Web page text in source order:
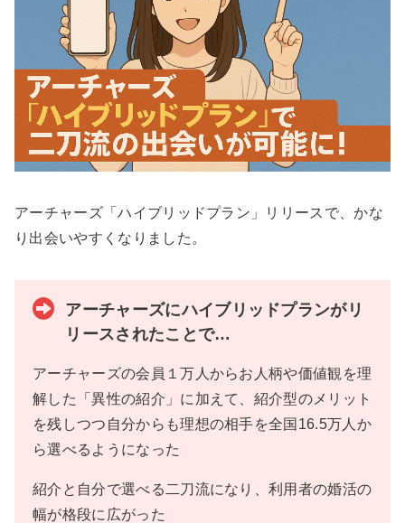
アーチャーズ「ハイブリッドプラン」リリースで、かな
り出会いやすくなりました。
アーチャーズにハイブリッドプランがリ
リースされたことで…
アーチャーズの会員１万人からお人柄や価値観を理
解した「異性の紹介」に加えて、紹介型のメリット
を残しつつ自分からも理想の相手を全国16.5万人か
ら選べるようになった
紹介と自分で選べる二刀流になり、利用者の婚活の
幅が格段に広がった